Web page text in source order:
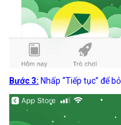
Bước 3: Nhấp “Tiếp tục” để